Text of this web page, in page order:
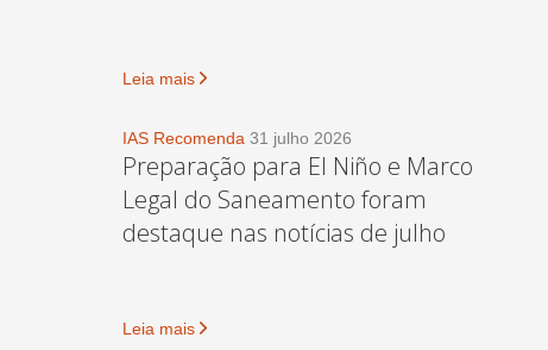
Leia mais
IAS Recomenda 31 julho 2026
Preparação para El Niño e Marco
Legal do Saneamento foram
destaque nas notícias de julho
Leia mais